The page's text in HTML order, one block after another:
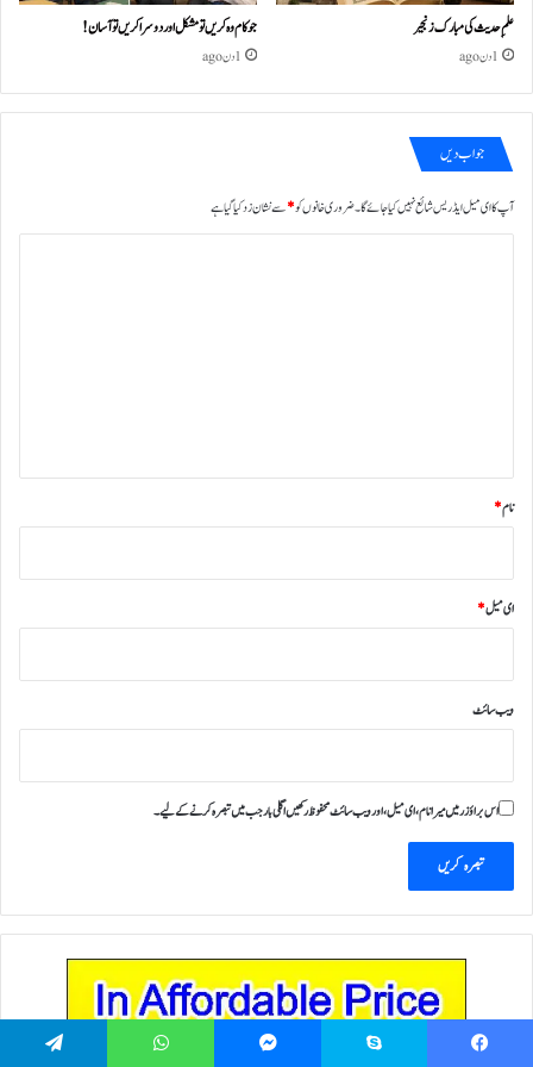
علمِ حدیث کی مبارک زنجیر
1 دن ago
جو کام وہ کریں تو مشکل اور دوسرا کریں تو آسان !
1 دن ago
جواب دیں
آپ کا ای میل ایڈریس شائع نہیں کیا جائے گا۔ضروری خانوں کو*سے نشان زد کیا گیا ہے
نام*
ای میل*
ویب‌ سائٹ
اس براؤزر میں میرا نام، ای میل، اور ویب سائٹ محفوظ رکھیں اگلی بار جب میں تبصرہ کرنے کےلیے۔